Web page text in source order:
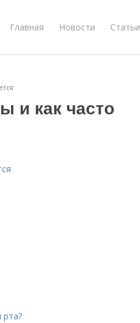
Главная Новости Статьи
и как часто
рта?